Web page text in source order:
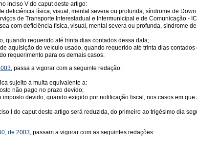
inciso V do caput deste artigo:
deficiência física, visual, mental severa ou profunda, síndrome de
de Transporte Interestadual e Intermunicipal e de Comunicação -
com deficiência física, visual, mental severa ou profunda, síndrome
quando requerido até trinta dias contados dessa data;
aquisição do veículo usado, quando requerido até trinta dias
requerimento para os demais casos.
, passa a vigorar com a seguinte redação:
sujeito à multa equivalente a:
não pago no prazo devido;
imposto devido, quando exigido por notificação fiscal, nos casos em
I do caput deste artigo será reduzida, do primeiro ao trigésimo dia
de 2003, passam a vigorar com as seguintes redações: